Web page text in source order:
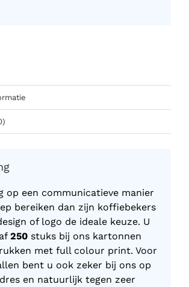
op een communicatieve manier
bereiken dan zijn koffiebekers
of logo de ideale keuze. U
250stuks bij ons kartonnen
met full colour print. Voor
bent u ook zeker bij ons op
en natuurlijk tegen zeer